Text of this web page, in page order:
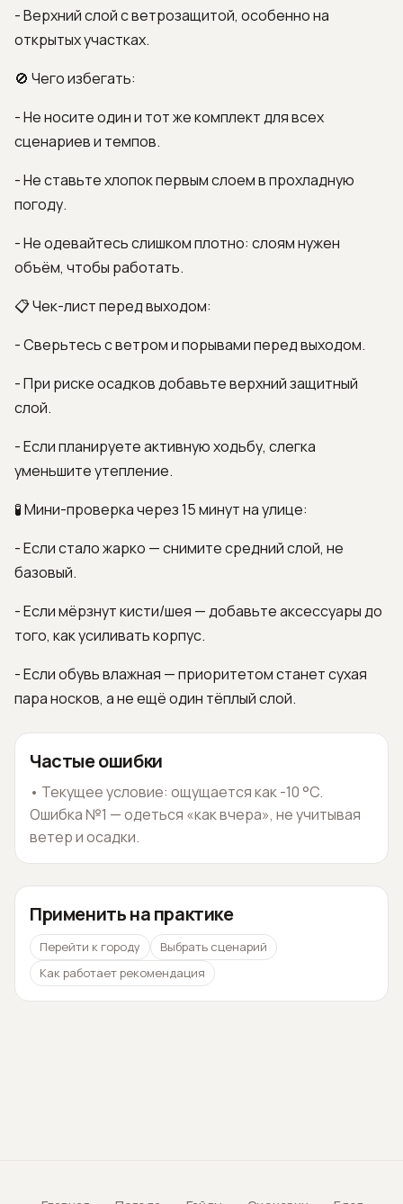
- Верхний слой с ветрозащитой, особенно на
открытых участках.
🚫 Чего избегать:
- Не носите один и тот же комплект для всех
сценариев и темпов.
- Не ставьте хлопок первым слоем в прохладную
погоду.
- Не одевайтесь слишком плотно: слоям нужен
объём, чтобы работать.
📋 Чек-лист перед выходом:
- Сверьтесь с ветром и порывами перед выходом.
- При риске осадков добавьте верхний защитный
слой.
- Если планируете активную ходьбу, слегка
уменьшите утепление.
🧪 Мини-проверка через 15 минут на улице:
- Если стало жарко — снимите средний слой, не
базовый.
- Если мёрзнут кисти/шея — добавьте аксессуары до
того, как усиливать корпус.
- Если обувь влажная — приоритетом станет сухая
пара носков, а не ещё один тёплый слой.
Частые ошибки
• Текущее условие: ощущается как -10 °C.
Ошибка №1 — одеться «как вчера», не учитывая
ветер и осадки.
Применить на практике
Перейти к городу
Выбрать сценарий
Как работает рекомендация